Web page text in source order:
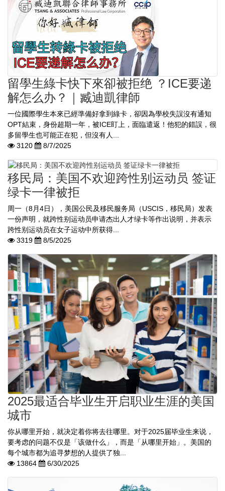
留學生綠卡快下來卻被拒绝 ？ICE要递
解怎么办？｜臧迪凱律師
一位國際學生本來已經準備好拿到綠卡，卻因為學校失誤沒有通知
OPT結束，身份超期一年，被ICE盯上，面臨遣返！他犯的錯誤，很
多留學生也可能正在犯，但沒有人...
3120
8/7/2025
移民局：美国不欢迎跨性别运动员 签证
绿卡一律被拒
周一（8月4日），美国公民及移民服务局（USCIS，移民局）发表
一份声明，就跨性别运动员申请杰出人才绿卡等作出说明，并表示
跨性别运动员在女子运动中所获得...
3319
8/5/2025
2025最适合毕业生开启职业生涯的美国
城市
你从哪里开始，就决定着你将去往哪里。对于2025届毕业生来说，
要考虑的问题不仅是「该做什么」，而是「从哪里开始」。美国的
每个城市都为追寻梦想的人提供了独...
13864
6/30/2025